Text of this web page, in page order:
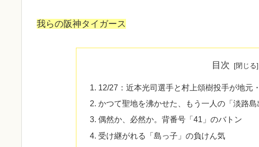
我らの阪神タイガース
目次
12/27：近本光司選手と村上頌樹投手が地元
かつて聖地を沸かせた、もう一人の「淡路島
偶然か、必然か。背番号「41」のバトン
受け継がれる「島っ子」の負けん気